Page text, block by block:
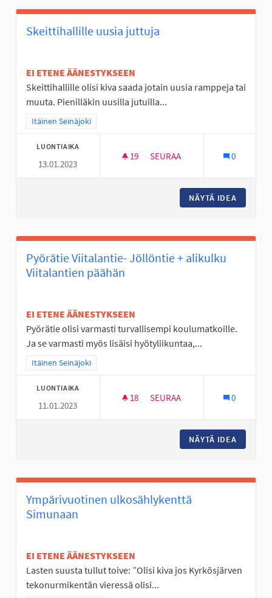
Skeittihallille uusia juttuja
EI ETENE ÄÄNESTYKSEEN
Skeittihallille olisi kiva saada jotain uusia ramppeja tai
muuta. Pienilläkin uusilla jutuilla...
Rajaa tulokset teeman mukaan: Itäinen Seinäjoki
Itäinen Seinäjoki
LUONTIAIKA
13.01.2023
19 19 SEURAAJAA
SEURAA 0
NÄYTÄ IDEA
Pyörätie Viitalantie- Jöllöntie + alikulku
Viitalantien päähän
EI ETENE ÄÄNESTYKSEEN
Pyörätie olisi varmasti turvallisempi koulumatkoille.
Ja se varmasti myös lisäisi hyötyliikuntaa,...
Rajaa tulokset teeman mukaan: Itäinen Seinäjoki
Itäinen Seinäjoki
LUONTIAIKA
11.01.2023
18 18 SEURAAJAA
SEURAA 0
NÄYTÄ IDEA
Ympärivuotinen ulkosählykenttä
Simunaan
EI ETENE ÄÄNESTYKSEEN
Lasten suusta tullut toive: ”Olisi kiva jos Kyrkösjärven
tekonurmikentän vieressä olisi...